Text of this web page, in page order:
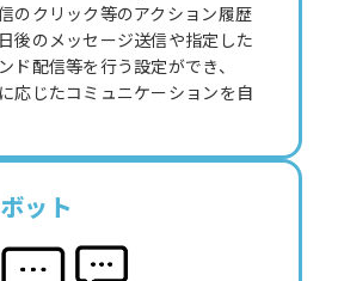
のクリック等のアクション履歴
のメッセージ送信や指定した
ド配信等を行う設定ができ、
応じたコミュニケーションを自
ット